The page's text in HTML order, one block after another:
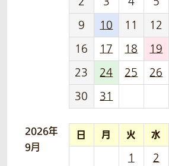
9
10 11 12
16
17 18 19
23
24 25 26
30
31
2026年
9月
日 月 火 水
1 2